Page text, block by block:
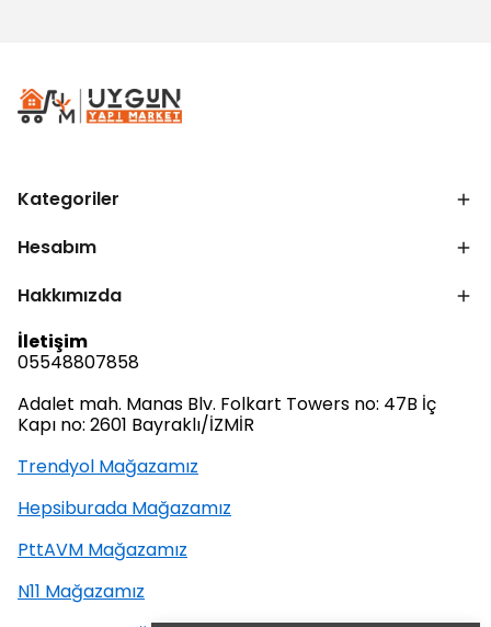
Kategoriler
Hesabım
Hakkımızda
İletişim
05548807858
Adalet mah. Manas Blv. Folkart Towers no: 47B İç
Kapı no: 2601 Bayraklı/İZMİR
Trendyol Mağazamız
Hepsiburada Mağazamız
PttAVM Mağazamız
N11 Mağazamız